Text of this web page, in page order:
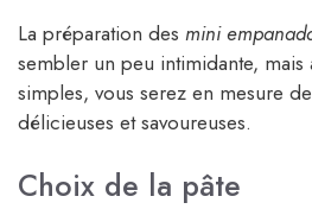
La préparation des mini
sembler un peu intimidante,
simples, vous serez en mesure
délicieuses et savoureuses.
Choix de la pâte